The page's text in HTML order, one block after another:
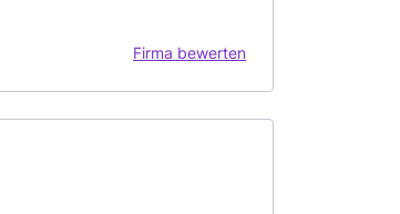
Firma bewerten